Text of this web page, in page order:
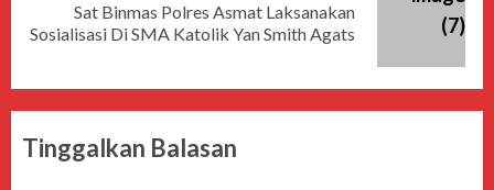
Sat Binmas Polres Asmat Laksanakan
Sosialisasi Di SMA Katolik Yan Smith Agats
Tinggalkan Balasan